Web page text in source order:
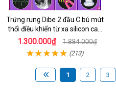
Trứng rung Dibe 2 đầu C bú mút
thổi điều khiển từ xa silicon cao
cấp kích thích điểm G
1.300.000₫ 1.884.000₫
(213)
1 2 3